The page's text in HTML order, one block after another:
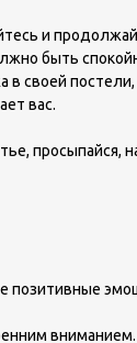
и
быть
в своей
вас.